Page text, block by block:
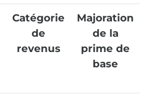
Catégorie
de
revenus
Majoration
de la
prime de
base